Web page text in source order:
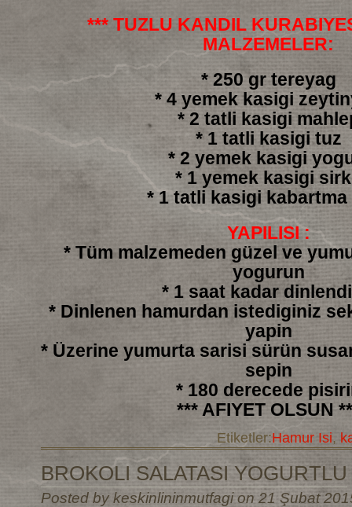
*** TUZLU KANDIL
MALZEMELER:
* 250 gr tereyag
* 4 yemek kasigi
* 2 tatli kasigi
* 1 tatli kasigi tuz
* 2 yemek kasigi
* 1 yemek kasigi
* 1 tatli kasigi kabartma
YAPILISI :
* Tüm malzemeden güzel ve
yogurun
* 1 saat kadar
* Dinlenen hamurdan istediginiz
yapin
* Üzerine yumurta sarisi sürün
sepin
* 180 derecede
*** AFIYET OLSUN
Etiketler:Hamur Isi,
BROKOLI SALATASI YOGURTLU
Posted by keskinlininmutfagi on 21 Şubat